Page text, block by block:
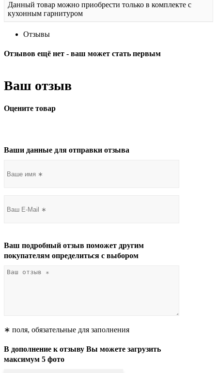
Данный товар можно приобрести только в комплекте с
кухонным гарнитуром
Отзывы
Отзывов ещё нет - ваш может стать первым
Ваш отзыв
Оцените товар
Ваши данные для отправки отзыва
Ваш подробный отзыв поможет другим
покупателям определиться с выбором
∗ поля, обязательные для заполнения
В дополнение к отзыву Вы можете загрузить
максимум 5 фото